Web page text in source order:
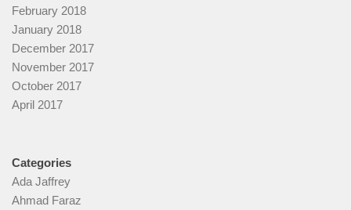
February 2018
January 2018
December 2017
November 2017
October 2017
April 2017
Categories
Ada Jaffrey
Ahmad Faraz